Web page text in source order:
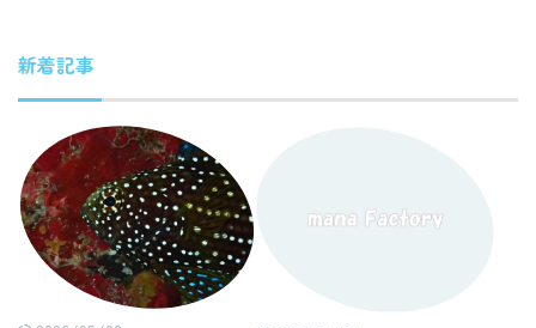
新着記事